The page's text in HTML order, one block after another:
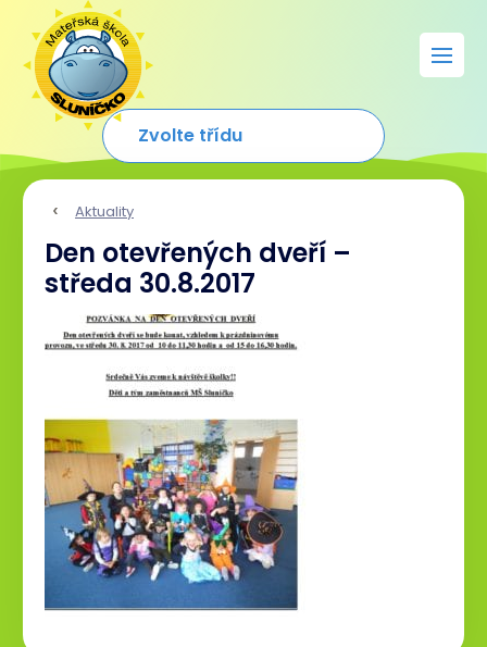
Aktuality
Den otevřených dveří –
středa 30.8.2017